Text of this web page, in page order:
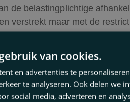
de belastingplichtige
verstrekt maar met de
ECLI:NL:RBMNE:2022:3121
van cookies.
en advertenties te
te analyseren. Ook delen we
social media, adverteren en